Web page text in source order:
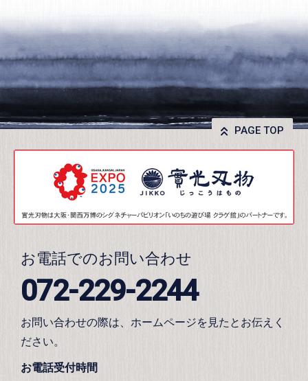
PAGE TOP
お電話でのお問い合わせ
072-229-2244
お問い合わせの際は、ホームページを見たとお伝えく
ださい。
お電話受付時間